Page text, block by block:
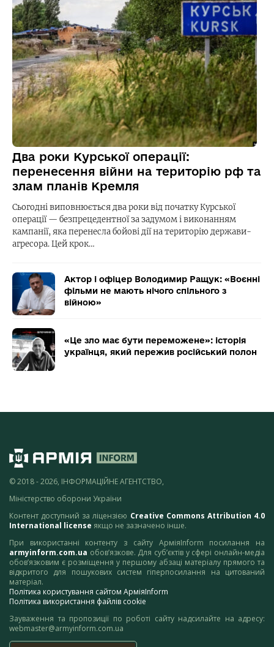
Два роки Курської операції:
перенесення війни на територію рф та
злам планів Кремля
Сьогодні виповнюється два роки від початку Курської
операції — безпрецедентної за задумом і виконанням
кампанії, яка перенесла бойові дії на територію держави-
агресора. Цей крок…
Актор і офіцер Володимир Ращук: «Воєнні
фільми не мають нічого спільного з
війною»
«Це зло має бути переможене»: історія
українця, який пережив російський полон
© 2018 - 2026, ІНФОРМАЦІЙНЕ АГЕНТСТВО,
Міністерство оборони України
Контент доступний за ліцензією Creative Commons Attribution 4.0
International license якщо не зазначено інше.
При використанні контенту з сайту АрміяInform посилання на
armyinform.com.ua обов’язкове. Для суб’єктів у сфері онлайн-медіа
обов’язковим є розміщення у першому абзаці матеріалу прямого та
відкритого для пошукових систем гіперпосилання на цитований
матеріал.
Політика користування сайтом АрміяInform
Політика використання файлів cookie
Зауваження та пропозиції по роботі сайту надсилайте на адресу:
webmaster@armyinform.com.ua